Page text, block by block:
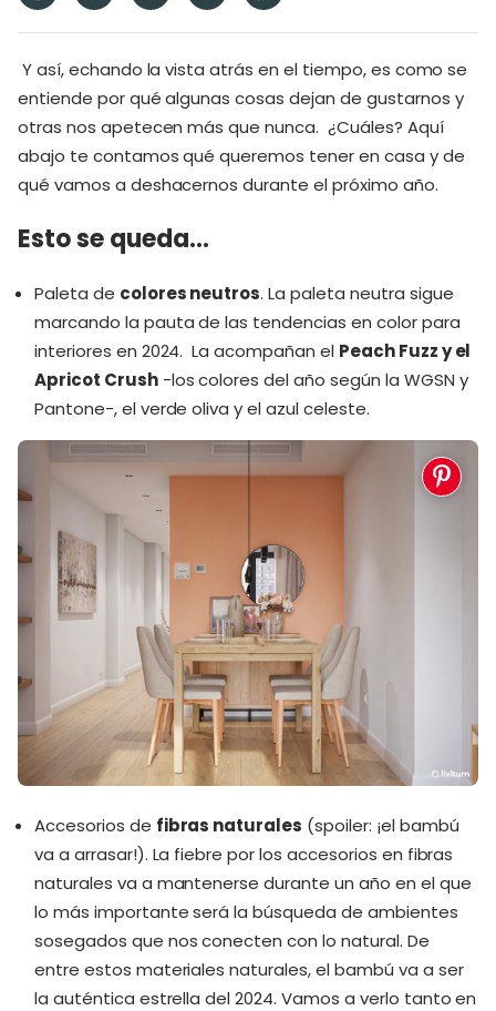
Y así, echando la vista atrás en el tiempo, es como se
entiende por qué algunas cosas dejan de gustarnos y
otras nos apetecen más que nunca. ¿Cuáles? Aquí
abajo te contamos qué queremos tener en casa y de
qué vamos a deshacernos durante el próximo año.
Esto se queda…
Paleta de colores neutros. La paleta neutra sigue
marcando la pauta de las tendencias en color para
interiores en 2024. La acompañan el Peach Fuzz y el
Apricot Crush-los colores del año según la WGSN y
Pantone-, el verde oliva y el azul celeste.
Accesorios de fibras naturales (spoiler: ¡el bambú
va a arrasar!). La fiebre por los accesorios en fibras
naturales va a mantenerse durante un año en el que
lo más importante será la búsqueda de ambientes
sosegados que nos conecten con lo natural. De
entre estos materiales naturales, el bambú va a ser
la auténtica estrella del 2024. Vamos a verlo tanto en